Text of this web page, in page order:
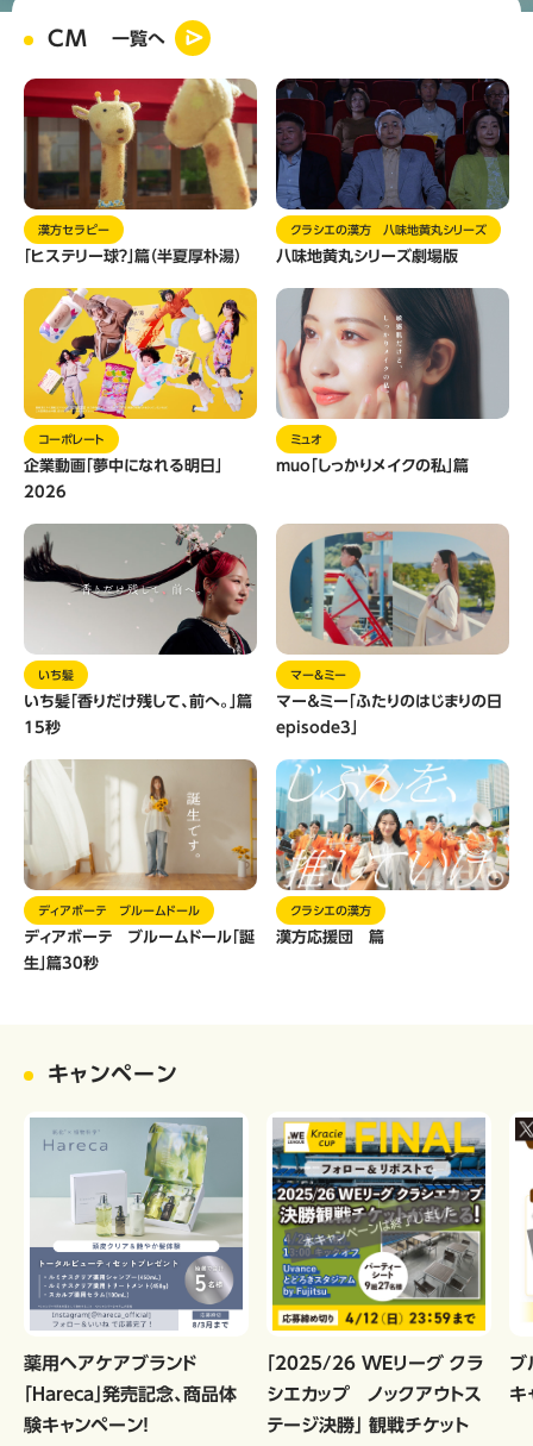
CM 一覧へ
漢方セラピー
「ヒステリー球？」篇（半夏厚朴湯）
クラシエの漢方 八味地黄丸シリーズ
八味地黄丸シリーズ劇場版
コーポレート
企業動画「夢中になれる明日」
2026
ミュオ
muo「しっかりメイクの私」篇
いち髪
いち髪「香りだけ残して、前へ。」篇
15秒
マー＆ミー
マー＆ミー「ふたりのはじまりの日
episode3」
ディアボーテ ブルームドール
ディアボーテ ブルームドール「誕
生」篇30秒
クラシエの漢方
漢方応援団 篇
キャンペーン
薬用ヘアケアブランド
「Hareca」発売記念、商品体
験キャンペーン！
「2025/26 WEリーグ クラ
シエカップ ノックアウトス
テージ決勝」 観戦チケット
ブ
キ